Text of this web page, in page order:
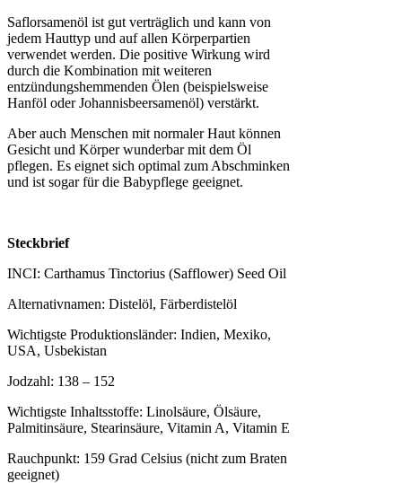
Saflorsamenöl ist gut verträglich und kann von
jedem Hauttyp und auf allen Körperpartien
verwendet werden. Die positive Wirkung wird
durch die Kombination mit weiteren
entzündungshemmenden Ölen (beispielsweise
Hanföl oder Johannisbeersamenöl) verstärkt.
Aber auch Menschen mit normaler Haut können
Gesicht und Körper wunderbar mit dem Öl
pflegen. Es eignet sich optimal zum Abschminken
und ist sogar für die Babypflege geeignet.
Steckbrief
INCI: Carthamus Tinctorius (Safflower) Seed Oil
Alternativnamen: Distelöl, Färberdistelöl
Wichtigste Produktionsländer: Indien, Mexiko,
USA, Usbekistan
Jodzahl: 138 – 152
Wichtigste Inhaltsstoffe: Linolsäure, Ölsäure,
Palmitinsäure, Stearinsäure, Vitamin A, Vitamin E
Rauchpunkt: 159 Grad Celsius (nicht zum Braten
geeignet)